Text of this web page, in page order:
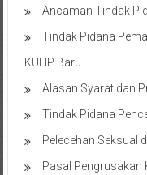
Cilacap,
Wonosobo,
Cirebon,
Ancaman Tindak
Tindak Pidana
KUHP Baru
Alasan Syarat dan
Tindak Pidana
Pelecehan Seksual
Pasal Pengrusakan